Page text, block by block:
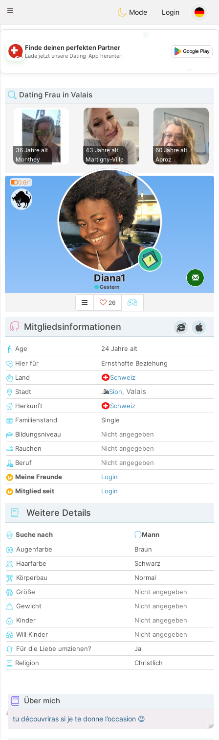
Suissi
Toggle
Mode Login
💖
💕
Finde deinen perfekten Partner
Lade jetzt unsere Dating-App herunter!
Dating Frau in Valais
36 Jahre alt
Monthey
43 Jahre alt
Martigny-Ville
60 Jahre alt
Aproz
0.6/1
1
Diana1
Gestern
26
Mitgliedsinformationen
Age
24 Jahre alt
Hier für
Ernsthafte Beziehung
Land
Schweiz
Stadt
Sion, Valais
Herkunft
Schweiz
Familienstand
Single
Bildungsniveau
Nicht angegeben
Rauchen
Nicht angegeben
Beruf
Nicht angegeben
Meine Freunde
Login
Mitglied seit
Login
Weitere Details
Suche nach
Mann
Augenfarbe
Braun
Haarfarbe
Schwarz
Körperbau
Normal
Größe
Nicht angegeben
Gewicht
Nicht angegeben
Kinder
Nicht angegeben
Will Kinder
Nicht angegeben
Für die Liebe umziehen?
Ja
Religion
Christlich
Über mich
tu découvriras si je te donne l’occasion 😉